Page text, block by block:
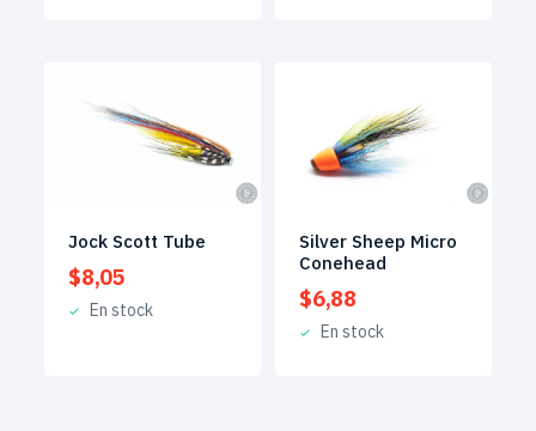
Jock Scott Tube
$8,05
En stock
Silver Sheep Micro
Conehead
$6,88
En stock